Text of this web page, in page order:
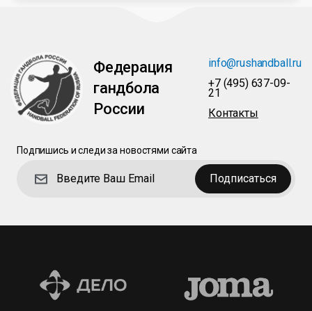
Федерация
гандбола
России
info@rushandball.ru
+7 (495) 637-09-
21
Контакты
Подпишись и следи за новостями сайта
Подписаться